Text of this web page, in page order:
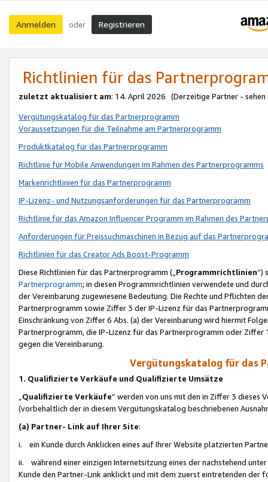
Anmelden oder Registrieren
Richtlinien für das
zuletzt aktualisiert am: 14. April 2026 (Derzeitige Partner - sehen
Vergütungskatalog für das Partnerprogramm
Voraussetzungen für die Teilnahme am Partnerprogramm
Produktkatalog für das Partnerprogramm
Richtlinie für Mobile Anwendungen im Rahmen des Partnerprogramms
Markenrichtlinien für das Partnerprogramm
IP-Lizenz- und Nutzungsanforderungen für das Partnerprogramm
Richtlinie für das Amazon Influencer Programm im Rahmen des
Anforderungen für Preissuchmaschinen in Bezug auf das
Richtlinien für das Creator Ads Boost-Programm
Diese Richtlinien für das Partnerprogramm („Programmrichtlinien“)
Partnerprogramm; in diesen Programmrichtlinien verwendete und
der Vereinbarung zugewiesene Bedeutung. Die Rechte und Pflichten
Partnerprogramm sowie Ziffer 3 der IP-Lizenz für das
Einschränkung von Ziffer 6 Abs. (a) der Vereinbarung wird hiermit
Partnerprogramm, die IP-Lizenz für das Partnerprogramm oder
gegen die Vereinbarung.
Vergütungskatalog für das
1. Qualifizierte Verkäufe und Qualifizierte Umsätze
Qualifizierte Verkäufe“ werden von uns mit den in Ziffer 3
(vorbehaltlich der in diesem Vergütungskatalog beschriebenen
(a) Partner- Link auf Ihrer Site:
i. ein Kunde durch Anklicken eines auf Ihrer Website platzierten
ii. während einer einzigen Internetsitzung eines der nachstehend
Kunde den Partner-Link anklickt und mit dem zuerst eintretenden der